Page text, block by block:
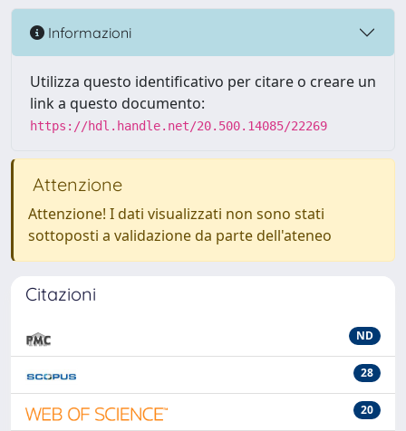
Informazioni
Utilizza questo identificativo per citare o creare un
link a questo documento:
https://hdl.handle.net/20.500.14085/22269
Attenzione
Attenzione! I dati visualizzati non sono stati
sottoposti a validazione da parte dell'ateneo
Citazioni
ND
28
20